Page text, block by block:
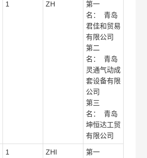
1 ZH
第一
名： 青岛
君佳和贸易
有限公司
第二
名： 青岛
灵通气动成
套设备有限
公司
第三
名： 青岛
坤恒达工贸
有限公司
1 ZHI
第一